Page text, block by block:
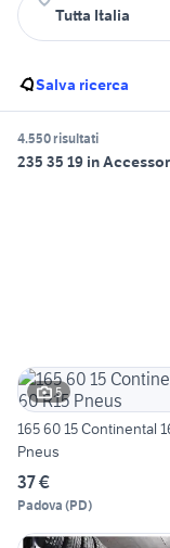
Salva ricerca
4.550 risultati
235 35 19 in
5
165 60 15 Continental 165 60 R15
Pneus
37 €
Padova (PD)